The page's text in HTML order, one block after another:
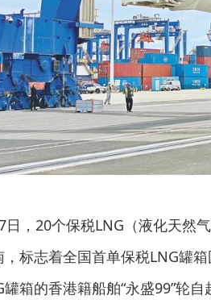
日，20个保税LNG（液化天然
，标志着全国首单保税LNG罐
罐箱的香港籍船舶“永盛99”轮